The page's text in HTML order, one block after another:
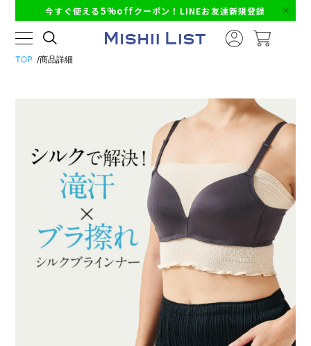
今すぐ使える5%offクーポン！LINEお友達新規登録
TOP 商品詳細